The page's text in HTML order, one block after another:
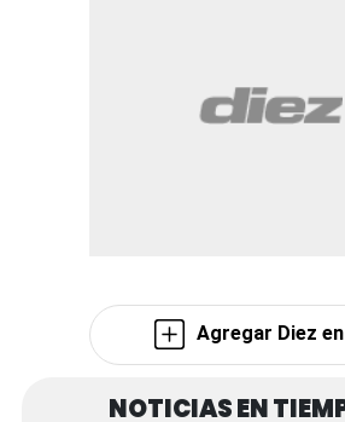
Agregar Diez en